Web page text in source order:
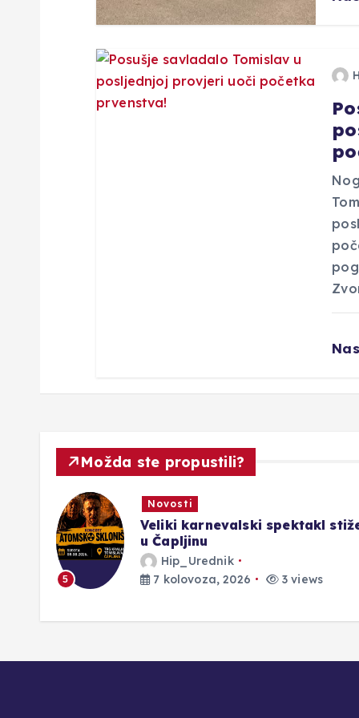
Možda ste propustili?
5
Novosti
Veliki karnevalski spektakl
u Čapljinu
Hip_Urednik
7 kolovoza, 2026
3 views